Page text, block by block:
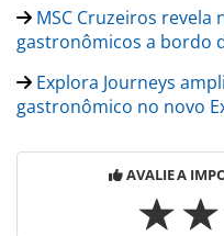
MSC Cruzeiros revela
gastronômicos a bordo
Explora Journeys
gastronômico no novo
AVALIE A